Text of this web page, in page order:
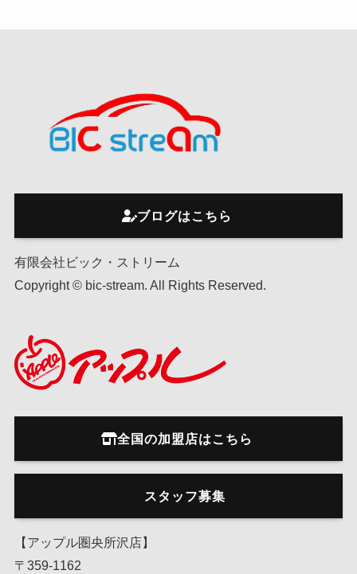
ブログはこちら
有限会社ビック・ストリーム
Copyright © bic-stream. All Rights Reserved.
全国の加盟店はこちら
スタッフ募集
【アップル圏央所沢店】
〒359-1162